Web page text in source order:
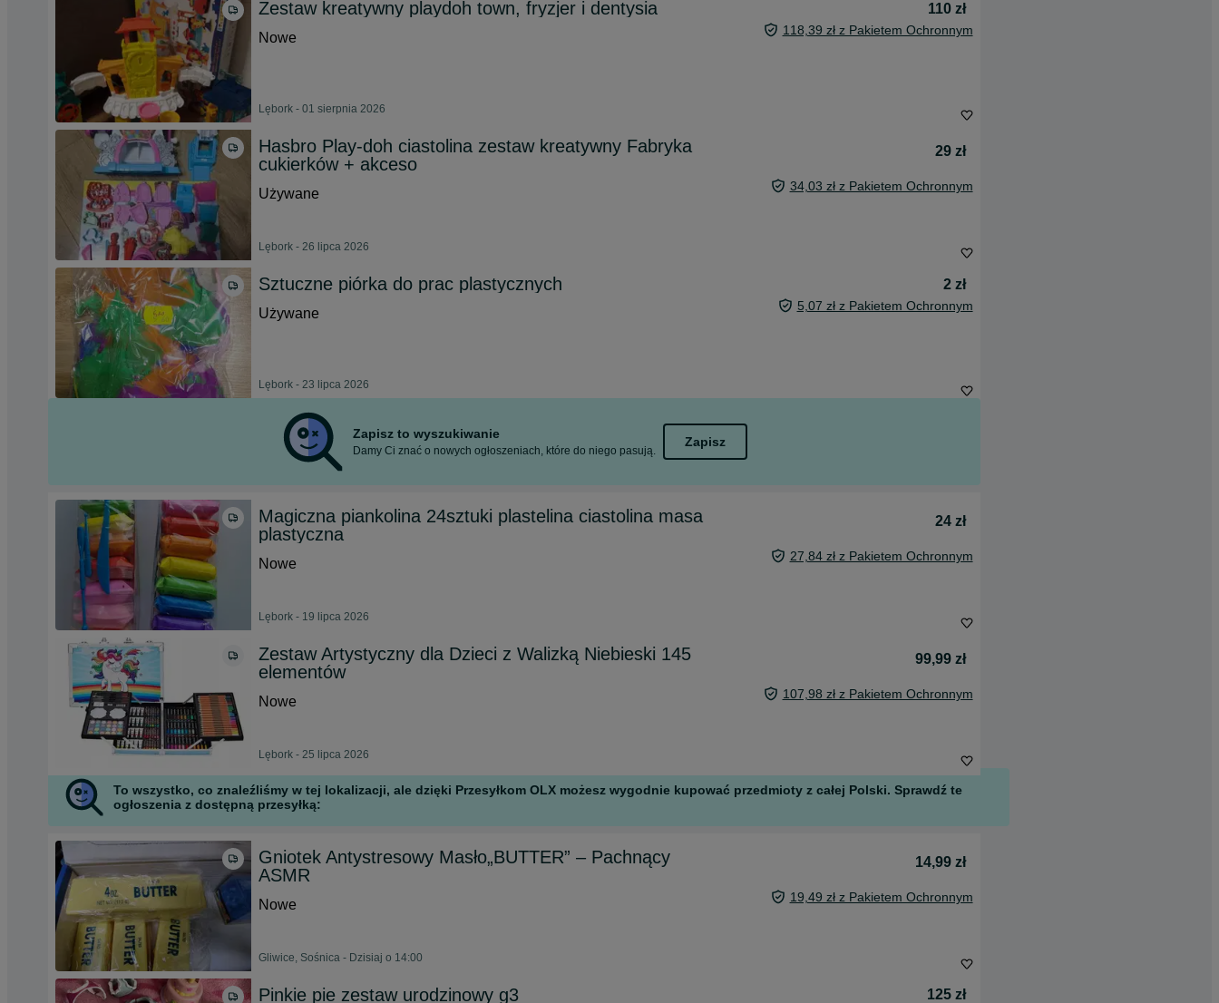
Zestaw kreatywny playdoh town, fryzjer i dentysia
110 zł
Nowe
118,39 zł z Pakietem Ochronnym
Lębork - 01 sierpnia 2026
Hasbro Play-doh ciastolina zestaw kreatywny Fabryka
cukierków + akceso
29 zł
Używane 34,03 zł z Pakietem Ochronnym
Lębork - 26 lipca 2026
Sztuczne piórka do prac plastycznych
2 zł
Używane
5,07 zł z Pakietem Ochronnym
Lębork - 23 lipca 2026
Zapisz to wyszukiwanie
Damy Ci znać o nowych ogłoszeniach, które do niego pasują.
Zapisz
Magiczna piankolina 24sztuki plastelina ciastolina masa
plastyczna
24 zł
Nowe 27,84 zł z Pakietem Ochronnym
Lębork - 19 lipca 2026
Zestaw Artystyczny dla Dzieci z Walizką Niebieski 145
elementów
99,99 zł
Nowe 107,98 zł z Pakietem Ochronnym
Lębork - 25 lipca 2026
To wszystko, co znaleźliśmy w tej lokalizacji, ale dzięki Przesyłkom OLX możesz wygodnie kupować przedmioty z całej Polski. Sprawdź te
ogłoszenia z dostępną przesyłką:
Gniotek Antystresowy Masło„BUTTER” – Pachnący
ASMR
14,99 zł
Nowe 19,49 zł z Pakietem Ochronnym
Gliwice, Sośnica - Dzisiaj o 14:00
Pinkie pie zestaw urodzinowy g3 125 zł